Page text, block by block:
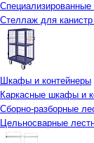
Стеллаж для
Шкафы и контейнеры
Каркасные шкафы и
Сборно-разборные
Цельносварные